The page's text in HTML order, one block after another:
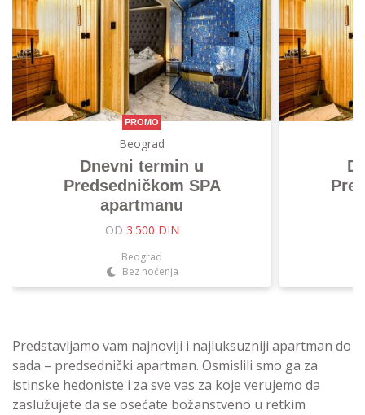
Predstavljamo vam najnoviji i najluksuzniji apartman do
sada – predsednički apartman. Osmislili smo ga za
istinske hedoniste i za sve vas za koje verujemo da
zaslužujete da se osećate božanstveno u retkim
PROMO
Beograd
Dnevni termin u
Predsedničkom SPA
apartmanu
OD 3.500 DIN
Beograd
Bez noćenja